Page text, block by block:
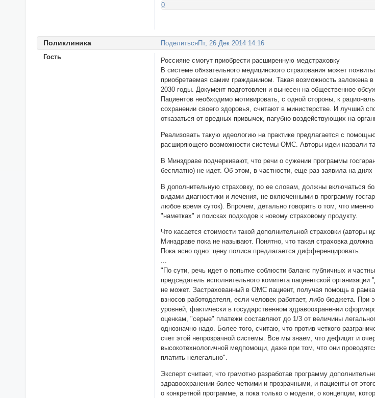
0
Поделиться Пт, 26 Дек 2014 14:16
Поликлиника
Гость
Россияне смогут приобрести расширенную медстраховку
В системе обязательного медицинского страхования может
приобретаемая самим гражданином. Такая возможность заложена
2030 годы. Документ подготовлен и вынесен на общественное
Пациентов необходимо мотивировать, с одной стороны, к
сохранении своего здоровья, считают в министерстве. И лучший
отказаться от вредных привычек, пагубно воздействующих на
Реализовать такую идеологию на практике предлагается с
расширяющего возможности системы ОМС. Авторы идеи назвали
В Минздраве подчеркивают, что речи о сужении программы
бесплатно) не идет. Об этом, в частности, еще раз заявила на
В дополнительную страховку, по ее словам, должны включаться
видами диагностики и лечения, не включенными в программу
любое время суток). Впрочем, детально говорить о том, что
"наметках" и поисках подходов к новому страховому продукту.
Что касается стоимости такой дополнительной страховки
Минздраве пока не называют. Понятно, что такая страховка
Пока ясно одно: цену полиса предлагается дифференцировать.
...
"По сути, речь идет о попытке соблюсти баланс публичных и
председатель исполнительного комитета пациентской
не может. Застрахованный в ОМС пациент, получая помощь в
взносов работодателя, если человек работает, либо бюджета.
уровней, фактически в государственном здравоохранении
оценкам, "серые" платежи составляют до 1/3 от величины
однозначно надо. Более того, считаю, что против четкого
счет этой непрозрачной системы. Все мы знаем, что дефицит и
высокотехнологичной медпомощи, даже при том, что они
платить нелегально".
Эксперт считает, что грамотно разработав программу
здравоохранении более четкими и прозрачными, и пациенты от
о конкретной программе, а пока только о модели, о концепции,